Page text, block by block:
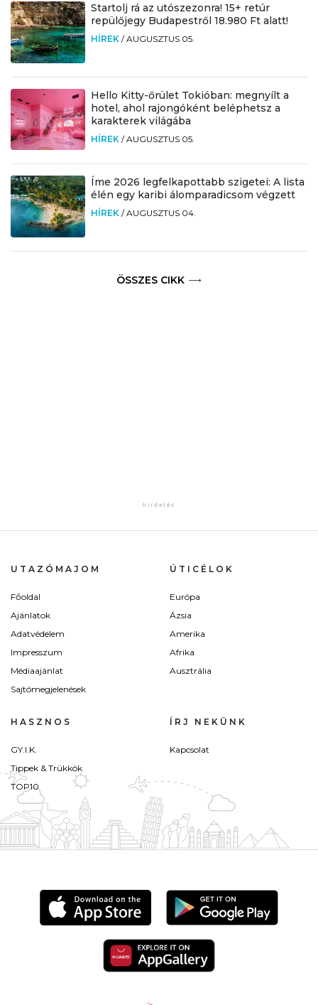
Startolj rá az utószezonra! 15+ retúr
repülőjegy Budapestről 18.980 Ft alatt!
HÍREK /AUGUSZTUS 05.
Hello Kitty-őrület Tokióban: megnyílt a
hotel, ahol rajongóként beléphetsz a
karakterek világába
HÍREK /AUGUSZTUS 05.
Íme 2026 legfelkapottabb szigetei: A lista
élén egy karibi álomparadicsom végzett
HÍREK /AUGUSZTUS 04.
ÖSSZES CIKK
UTAZÓMAJOM
Főoldal
Ajánlatok
Adatvédelem
Impresszum
Médiaajánlat
Sajtómegjelenések
ÚTICÉLOK
Európa
Ázsia
Amerika
Afrika
Ausztrália
HASZNOS
GY.I.K.
Tippek & Trükkök
TOP10
ÍRJ NEKÜNK
Kapcsolat